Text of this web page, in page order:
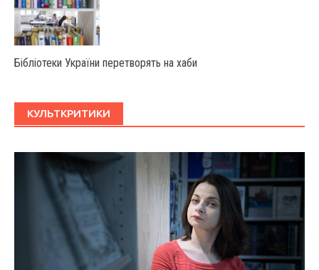
Бібліотеки України перетворять на хаби
КУЛЬТКРИТИКИ